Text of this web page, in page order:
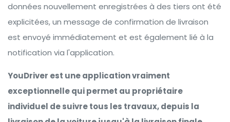
données nouvellement enregistrées à des tiers ont été
explicitées, un message de confirmation de livraison
est envoyé immédiatement et est également lié à la
notification via l'application.
YouDriver est une application vraiment
exceptionnelle qui permet au propriétaire
individuel de suivre tous les travaux, depuis la